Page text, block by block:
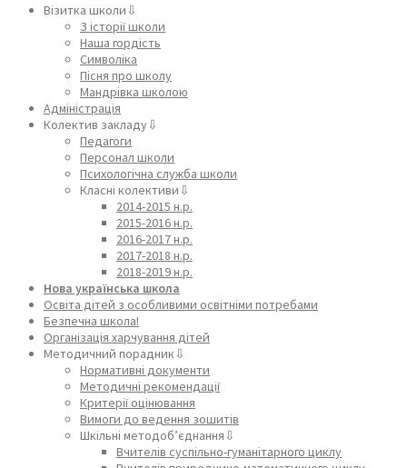
Візитка школи⇩
З історії школи
Наша гордість
Символіка
Пісня про школу
Мандрівка школою
Адміністрація
Колектив закладу⇩
Педагоги
Персонал школи
Психологічна служба школи
Класні колективи⇩
2014-2015 н.р.
2015-2016 н.р.
2016-2017 н.р.
2017-2018 н.р.
2018-2019 н.р.
Нова українська школа
Освіта дітей з особливими освітніми потребами
Безпечна школа!
Організація харчування дітей
Методичний порадник⇩
Нормативні документи
Методичні рекомендації
Критерії оцінювання
Вимоги до ведення зошитів
Шкільні методоб’єднання⇩
Вчителів суспільно-гуманітарного циклу